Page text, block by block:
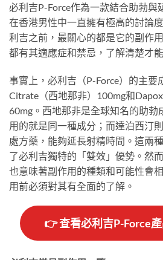
必利吉P-Force作為一款結合助勃與
在香港男性中一直擁有極高的討論
利吉之前，最關心的都是它的副作
都有其適應症和禁忌，了解清楚才
事實上，必利吉（P-Force）的主要
Citrate（西地那非）100mg和
60mg。西地那非是全球知名的助勃
用的就是同一種成分；而達泊西汀
處方藥，能夠延長射精時間。這兩
了必利吉獨特的「雙效」優勢。然
也意味著副作用的種類和可能性會
用前必須對其有全面的了解。
👉 查看必利吉P-Force